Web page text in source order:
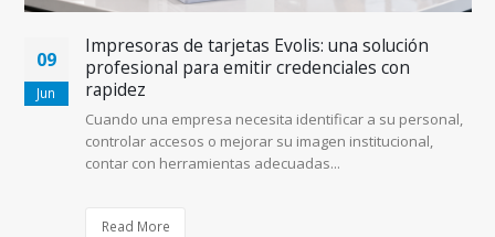
09
Jun
Impresoras de tarjetas Evolis: una solución
profesional para emitir credenciales con
rapidez
Cuando una empresa necesita identificar a su personal,
controlar accesos o mejorar su imagen institucional,
contar con herramientas adecuadas...
Read More